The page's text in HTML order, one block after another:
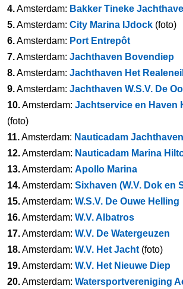
4.Amsterdam: Bakker Tineke
5.Amsterdam: City Marina IJdock (foto)
6.Amsterdam: Port Entrepôt
7.Amsterdam: Jachthaven Bovendiep
8.Amsterdam: Jachthaven Het
9.Amsterdam: Jachthaven W.S.V. De
10.Amsterdam: Jachtservice en Haven
(foto)
11.Amsterdam: Nauticadam
12.Amsterdam: Nauticadam Marina
13.Amsterdam: Apollo Marina
14.Amsterdam: Sixhaven (W.V. Dok en
15.Amsterdam: W.S.V. De Ouwe Helling
16.Amsterdam: W.V. Albatros
17.Amsterdam: W.V. De Watergeuzen
18.Amsterdam: W.V. Het Jacht (foto)
19.Amsterdam: W.V. Het Nieuwe Diep
20.Amsterdam: Watersportvereniging